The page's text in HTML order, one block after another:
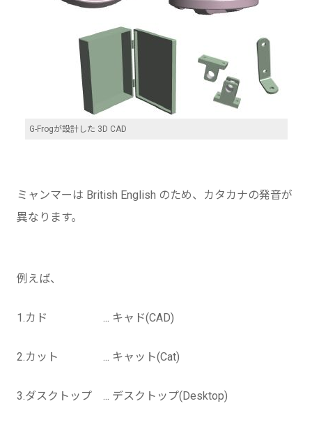
G-Frogが設計した 3D CAD
ミャンマーは British English のため、カタカナの発音が
異なります。
例えば、
1.カド ... キャド(CAD)
2.カット ... キャット(Cat)
3.ダスクトップ ... デスクトップ(Desktop)